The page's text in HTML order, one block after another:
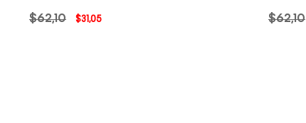
$62,10 $31,05 $62,10